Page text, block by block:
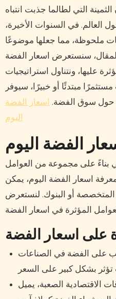
العالم. في السنوات الأخيرة،
ملحوظة، مما جعلها موضوعًا
سنستعرض اسعار الفضة
عليها، ونتناول استراتيجيات
مبتدئًا أو خبيرًا، سيوفر
حول سوق الفضة.
اسعار الفضة
اليوم
الفضة اليوم
بناءً على مجموعة من العوامل
اسعار الفضة اليوم، يمكن
المتخصصة أو البنوك. لنستعرض
على اسعار الفضة
على الفضة في الصناعات
الاقتصادية الصعبة، يميل